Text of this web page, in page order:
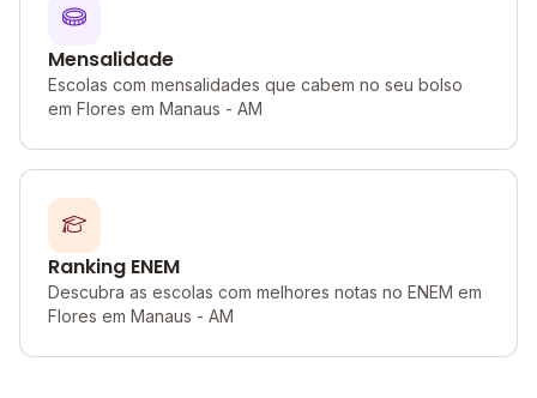
Mensalidade
Escolas com mensalidades que cabem no seu bolso
em Flores em Manaus - AM
Ranking ENEM
Descubra as escolas com melhores notas no ENEM em
Flores em Manaus - AM